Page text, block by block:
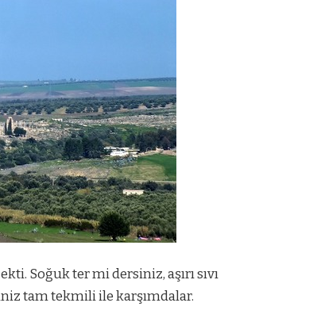
Soğuk ter mi dersiniz, aşırı sıvı
tam tekmili ile karşımdalar.